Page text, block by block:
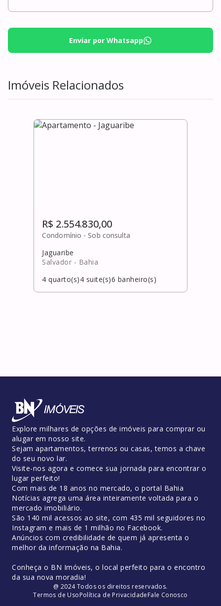
Enviar por Whatsapp
Imóveis Relacionados
R$ 2.554.830,00
Condomínio -Sob consulta
Jaguaribe
Salvador - Bahia
4 quarto(s)4 suite(s)6 banheiro(s)
Explore milhares de opções de imóveis para comprar ou
alugar em nosso site.
Sejam apartamentos, terrenos ou casas, temos a chave
do seu novo lar.
Visite-nos agora e comece sua jornada para encontrar o
lugar perfeito!
Com mais de 18 anos no mercado, o portal Bahia
Notícias agrega uma área inteiramente voltada para o
mercado imobiliário.
São 140 mil acessos ao site, com 435 mil seguidores no
Instagram e mais de 1 milhão no Facebook.
Anúncios com credibilidade de quem já apresenta o
melhor da informação na Bahia.
Conheça o BN Imóveis, o local perfeito para o encontro
da sua nova moradia!
@ 2024 Todos os direitos reservados.
Termos de UsoPolítica de PrivacidadeFale Conosco